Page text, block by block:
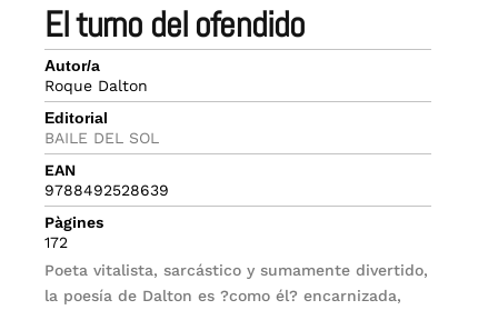
el turno del ofendido
Autor/a
Roque Dalton
Editorial
BAILE DEL SOL
EAN
9788492528639
Pàgines
172
Poeta vitalista, sarcástico y sumamente divertido,
la poesía de Dalton es ?como él? encarnizada,